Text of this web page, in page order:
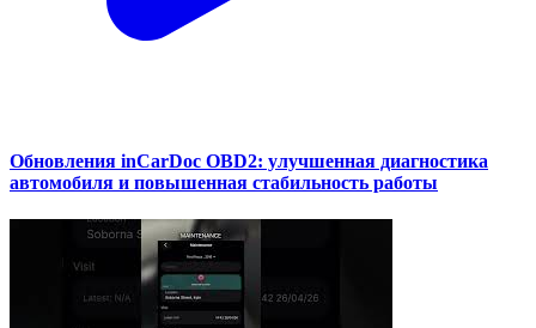
Обновления inCarDoc OBD2: улучшенная диагностика
автомобиля и повышенная стабильность работы